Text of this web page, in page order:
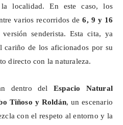
localidad. En este caso, los
varios recorridos de6, 9 y 16
senderista. Esta cita, ya
cariño de los aficionados por su
directo con la naturaleza.
dentro del Espacio Natural
Tiñoso y Roldán, un escenario
con el respeto al entorno y la